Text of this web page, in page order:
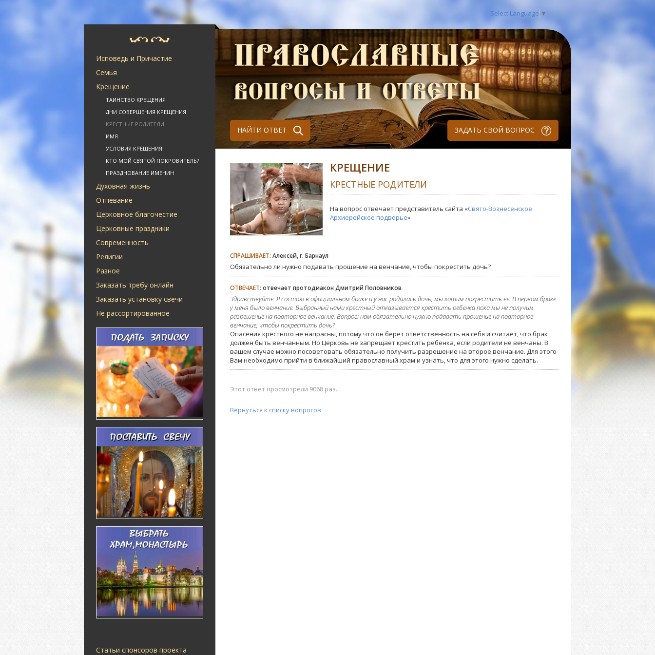
Select Language ▼
Исповедь и Причастие
Семья
Крещение
ТАИНСТВО КРЕЩЕНИЯ
ДНИ СОВЕРШЕНИЯ КРЕЩЕНИЯ
КРЕСТНЫЕ РОДИТЕЛИ
ИМЯ
УСЛОВИЯ КРЕЩЕНИЯ
КТО МОЙ СВЯТОЙ ПОКРОВИТЕЛЬ?
ПРАЗДНОВАНИЕ ИМЕНИН
Духовная жизнь
Отпевание
Церковное благочестие
Церковные праздники
Современность
Религии
Разное
Заказать требу онлайн
Заказать установку свечи
Не рассортированное
Статьи спонсоров проекта
НАЙТИ ОТВЕТ ЗАДАТЬ СВОЙ ВОПРОС
КРЕЩЕНИЕ
КРЕСТНЫЕ РОДИТЕЛИ
На вопрос отвечает представитель сайта «Свято-Вознесенское
Архиерейское подворье»
СПРАШИВАЕТ: Алексей, г. Барнаул
Обязательно ли нужно подавать прошение на венчание, чтобы покрестить дочь?
ОТВЕЧАЕТ: отвечает протодиакон Дмитрий Половников
Здравствуйте. Я состою в официальном браке и у нас родилась дочь, мы хотим покрестить ее. В первом браке
у меня было венчание. Выбранный нами крестный отказывается крестить ребенка пока мы не получим
разрешение на повторное венчание. Вопрос: нам обязательно нужно подавать прошение на повторное
венчание, чтобы покрестить дочь?
Опасения крестного не напрасны, потому что он берет ответственность на себя и считает, что брак
должен быть венчанным. Но Церковь не запрещает крестить ребенка, если родители не венчаны. В
вашем случае можно посоветовать обязательно получить разрешение на второе венчание. Для этого
Вам необходимо прийти в ближайший православный храм и узнать, что для этого нужно сделать.
Этот ответ просмотрели 9068 раз.
Вернуться к списку вопросов